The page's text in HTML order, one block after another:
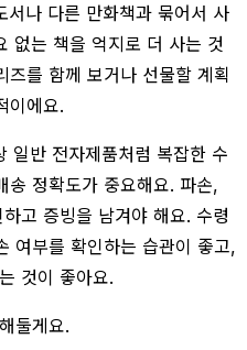
서나 다른 만화책과 묶어서 사
없는 책을 억지로 더 사는 것
를 함께 보거나 선물할 계획
이에요.
일반 전자제품처럼 복잡한 수
송 정확도가 중요해요. 파손,
고 증빙을 남겨야 해요. 수령
여부를 확인하는 습관이 좋고,
것이 좋아요.
둘게요.